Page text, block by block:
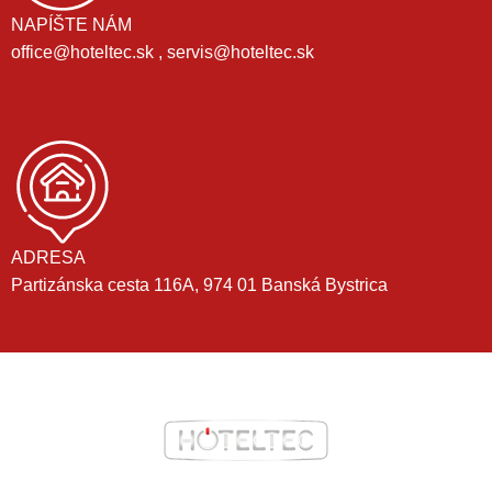
NAPÍŠTE NÁM
office@hoteltec.sk , servis@hoteltec.sk
ADRESA
Partizánska cesta 116A, 974 01 Banská Bystrica